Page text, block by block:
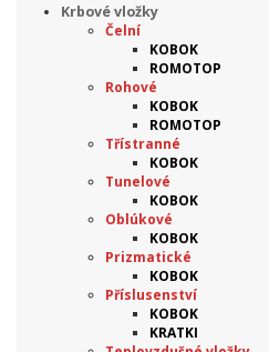
Krbové vložky
Čelní
KOBOK
ROMOTOP
Rohové
KOBOK
ROMOTOP
Třístranné
KOBOK
Tunelové
KOBOK
Oblúkové
KOBOK
Prizmatické
KOBOK
Příslusenství
KOBOK
KRATKI